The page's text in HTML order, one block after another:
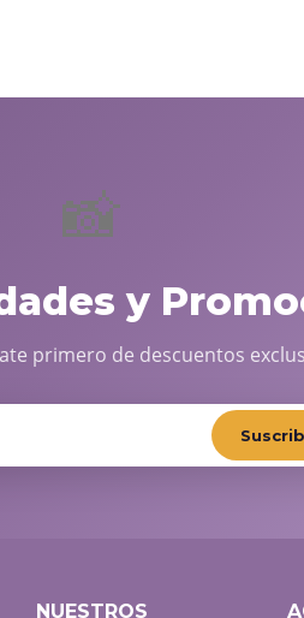
📸
y
primero de descuentos
NUESTROS